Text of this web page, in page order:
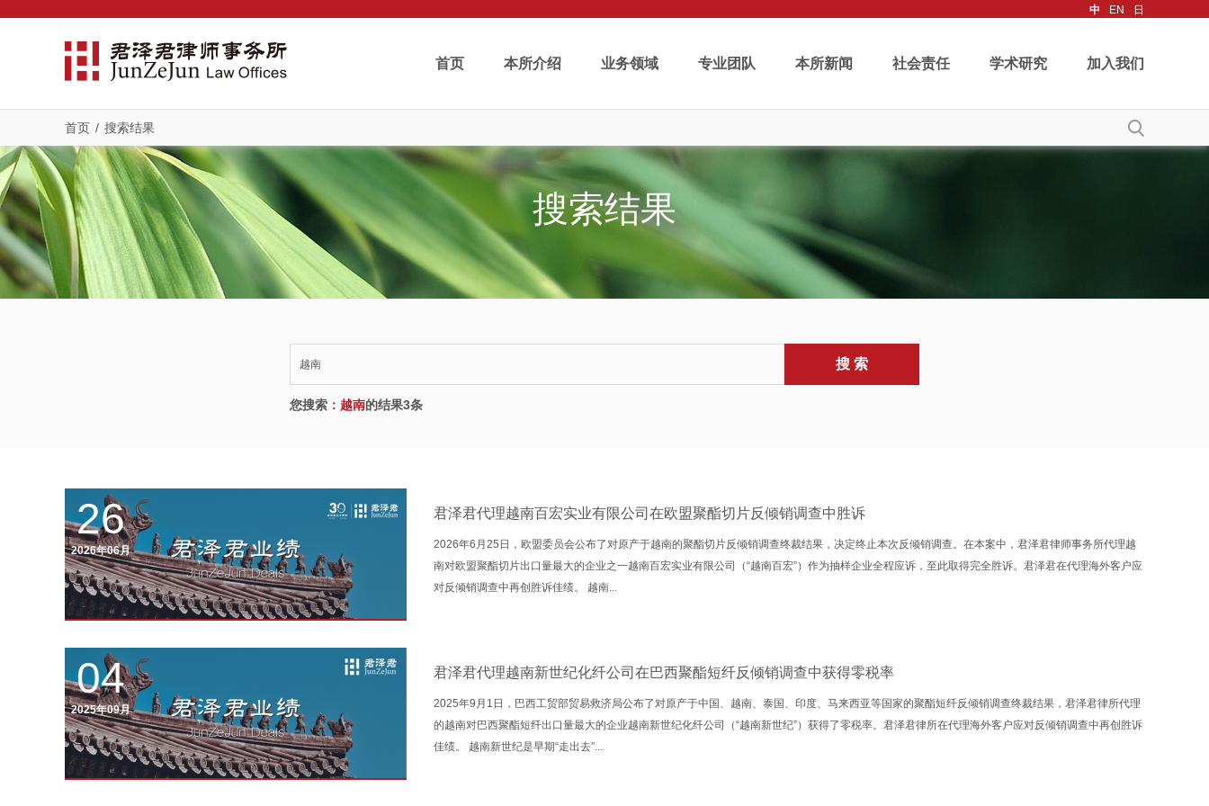
中 EN 日
首页 本所介绍 业务领域 专业团队 本所新闻 社会责任 学术研究 加入我们
首页 / 搜索结果
搜索结果
您搜索： 越南的结果3条
26
2026年06月
君泽君代理越南百宏实业有限公司在欧盟聚酯切片反倾销调查中胜诉
2026年6月25日，欧盟委员会公布了对原产于越南的聚酯切片反倾销调查终裁结果，决定终止本次反倾销调查。在本案中，君泽君律师事务所代理越
南对欧盟聚酯切片出口量最大的企业之一越南百宏实业有限公司（“越南百宏”）作为抽样企业全程应诉，至此取得完全胜诉。君泽君在代理海外客户应
对反倾销调查中再创胜诉佳绩。 越南...
04
2025年09月
君泽君代理越南新世纪化纤公司在巴西聚酯短纤反倾销调查中获得零税率
2025年9月1日，巴西工贸部贸易救济局公布了对原产于中国、越南、泰国、印度、马来西亚等国家的聚酯短纤反倾销调查终裁结果，君泽君律所代理
的越南对巴西聚酯短纤出口量最大的企业越南新世纪化纤公司（“越南新世纪”）获得了零税率。君泽君律所在代理海外客户应对反倾销调查中再创胜诉
佳绩。 越南新世纪是早期“走出去”...